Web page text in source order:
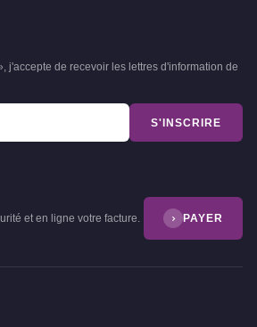
j'accepte de recevoir les lettres d'information de
S'INSCRIRE
et en ligne votre facture. PAYER